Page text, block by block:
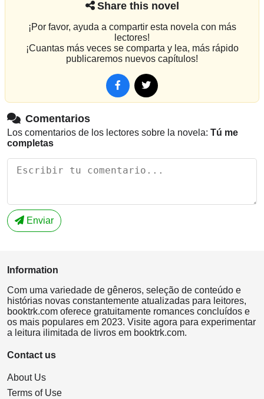
Share this novel
¡Por favor, ayuda a compartir esta novela con más
lectores!
¡Cuantas más veces se comparta y lea, más rápido
publicaremos nuevos capítulos!
Comentarios
Los comentarios de los lectores sobre la novela: Tú me
completas
Enviar
Information
Com uma variedade de gêneros, seleção de conteúdo e
histórias novas constantemente atualizadas para leitores,
booktrk.com oferece gratuitamente romances concluídos e
os mais populares em 2023. Visite agora para experimentar
a leitura ilimitada de livros em booktrk.com.
Contact us
About Us
Terms of Use